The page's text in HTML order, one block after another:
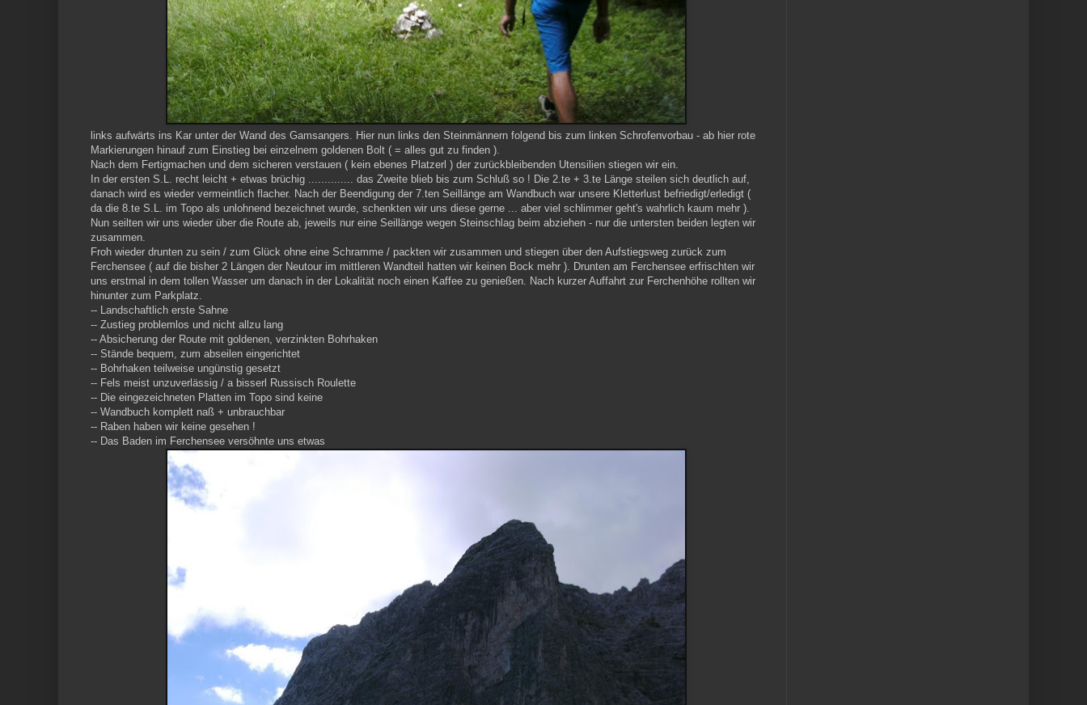
links aufwärts ins Kar unter der Wand des Gamsangers. Hier nun links den Steinmännern folgend bis zum linken Schrofenvorbau - ab hier rote
Markierungen hinauf zum Einstieg bei einzelnem goldenen Bolt ( = alles gut zu finden ).
Nach dem Fertigmachen und dem sicheren verstauen ( kein ebenes Platzerl ) der zurückbleibenden Utensilien stiegen wir ein.
In der ersten S.L. recht leicht + etwas brüchig .............. das Zweite blieb bis zum Schluß so ! Die 2.te + 3.te Länge steilen sich deutlich auf,
danach wird es wieder vermeintlich flacher. Nach der Beendigung der 7.ten Seillänge am Wandbuch war unsere Kletterlust befriedigt/erledigt (
da die 8.te S.L. im Topo als unlohnend bezeichnet wurde, schenkten wir uns diese gerne ... aber viel schlimmer geht's wahrlich kaum mehr ).
Nun seilten wir uns wieder über die Route ab, jeweils nur eine Seillänge wegen Steinschlag beim abziehen - nur die untersten beiden legten wir
zusammen.
Froh wieder drunten zu sein / zum Glück ohne eine Schramme / packten wir zusammen und stiegen über den Aufstiegsweg zurück zum
Ferchensee ( auf die bisher 2 Längen der Neutour im mittleren Wandteil hatten wir keinen Bock mehr ). Drunten am Ferchensee erfrischten wir
uns erstmal in dem tollen Wasser um danach in der Lokalität noch einen Kaffee zu genießen. Nach kurzer Auffahrt zur Ferchenhöhe rollten wir
hinunter zum Parkplatz.
-- Landschaftlich erste Sahne
-- Zustieg problemlos und nicht allzu lang
-- Absicherung der Route mit goldenen, verzinkten Bohrhaken
-- Stände bequem, zum abseilen eingerichtet
-- Bohrhaken teilweise ungünstig gesetzt
-- Fels meist unzuverlässig / a bisserl Russisch Roulette
-- Die eingezeichneten Platten im Topo sind keine
-- Wandbuch komplett naß + unbrauchbar
-- Raben haben wir keine gesehen !
-- Das Baden im Ferchensee versöhnte uns etwas